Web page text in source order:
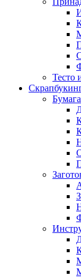
Тесто
Бумага